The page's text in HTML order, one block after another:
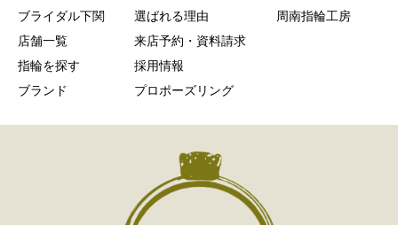
ブライダル下関
店舗一覧
指輪を探す
ブランド
選ばれる理由
来店予約・資料請求
採用情報
プロポーズリング
周南指輪工房